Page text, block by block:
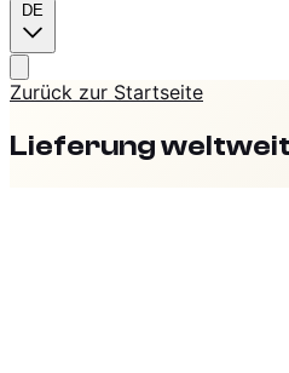
DE
Zurück zur Startseite
Lieferung weltweit